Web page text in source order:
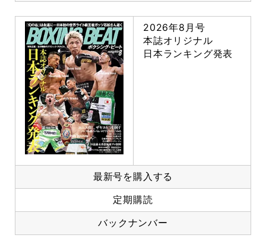
2026年8月号
本誌オリジナル
日本ランキング発表
最新号を購入する
定期購読
バックナンバー